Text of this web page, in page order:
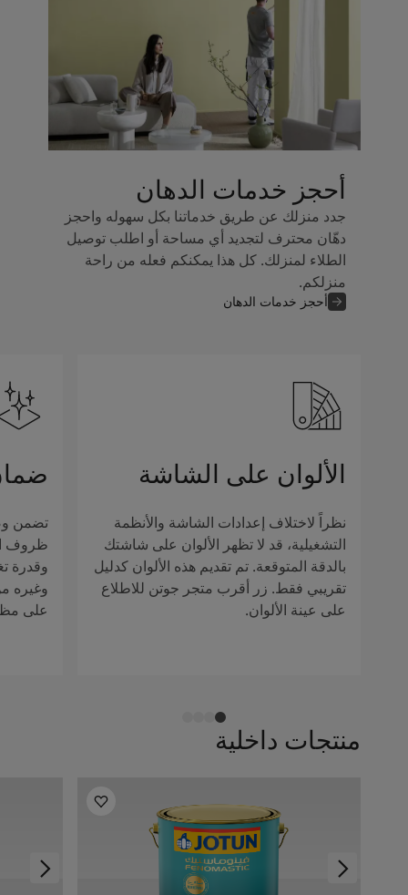
أحجز خدمات الدهان
جدد منزلك عن طريق خدماتنا بكل سهوله واحجز
دهّان محترف لتجديد أي مساحة أو اطلب توصيل
الطلاء لمنزلك. كل هذا يمكنكم فعله من راحة
منزلكم.
أحجز خدمات الدهان
الألوان على الشاشة
نظراً لاختلاف إعدادات الشاشة والأنظمة
التشغيلية، قد لا تظهر الألوان على شاشتك
بالدقة المتوقعة. تم تقديم هذه الألوان كدليل
تقريبي فقط. زر أقرب متجر جوتن للاطلاع
على عينة الألوان.
تضمن
ظروف
وقدرة
وغيره
على
منتجات داخلية